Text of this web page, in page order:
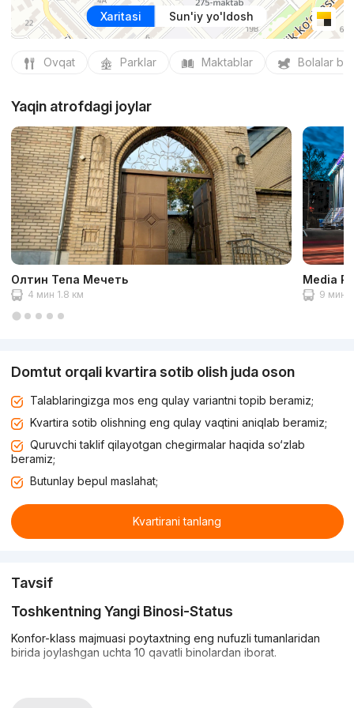
Xaritasi Sun'iy yo'ldosh
Ovqat Parklar Maktablar Bolalar
Yaqin atrofdagi joylar
Олтин Тепа Мечеть
4 мин 1.8 км
Media
9 мин
Domtut orqali kvartira sotib olish juda oson
Talablaringizga mos eng qulay variantni topib beramiz;
Kvartira sotib olishning eng qulay vaqtini aniqlab beramiz;
Quruvchi taklif qilayotgan chegirmalar haqida so‘zlab
beramiz;
Butunlay bepul maslahat;
Kvartirani tanlang
Tavsif
Toshkentning Yangi Binosi-Status
Konfor-klass majmuasi poytaxtning eng nufuzli tumanlaridan
birida joylashgan uchta 10 qavatli binolardan iborat.